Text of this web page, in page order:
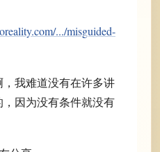
.../misguided-
我难道没有在许多讲
因为没有条件就没有